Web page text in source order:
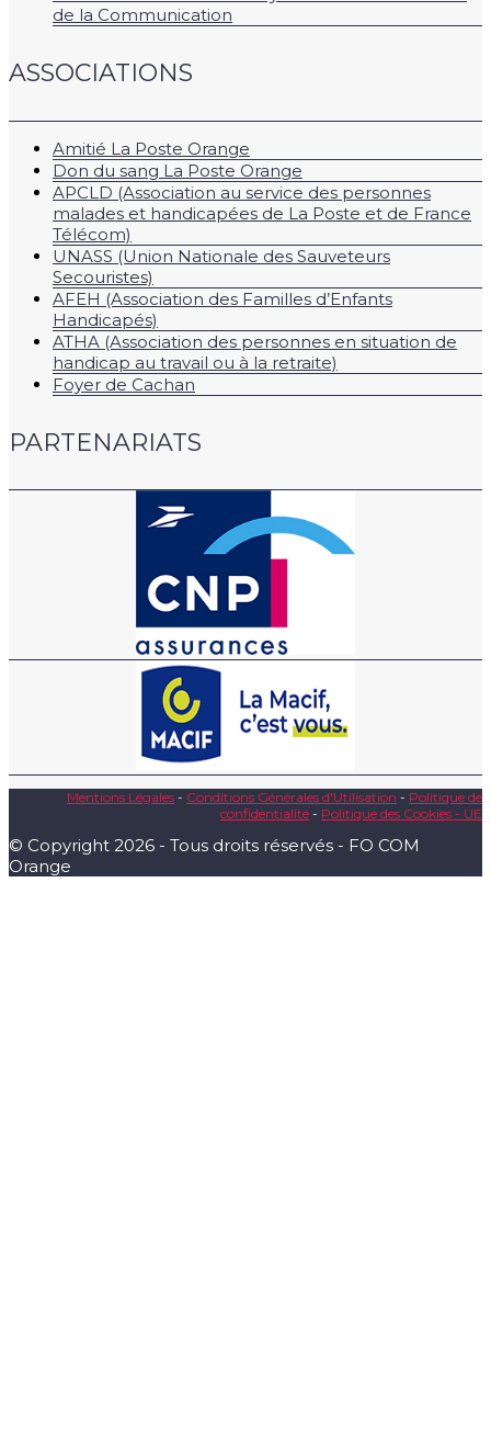
de la Communication
ASSOCIATIONS
Amitié La Poste Orange
Don du sang La Poste Orange
APCLD (Association au service des personnes
malades et handicapées de La Poste et de France
Télécom)
UNASS (Union Nationale des Sauveteurs
Secouristes)
AFEH (Association des Familles d’Enfants
Handicapés)
ATHA (Association des personnes en situation de
handicap au travail ou à la retraite)
Foyer de Cachan
PARTENARIATS
Mentions Légales - Conditions Générales d'Utilisation - Politique de
confidentialité - Politique des Cookies - UE
© Copyright 2026 - Tous droits réservés - FO COM
Orange